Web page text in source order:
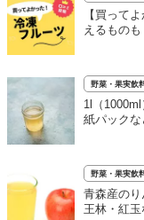
【買って
えるものも
野菜・果実飲
1l（
紙パックな
野菜・果実飲
青森産のり
王林・紅